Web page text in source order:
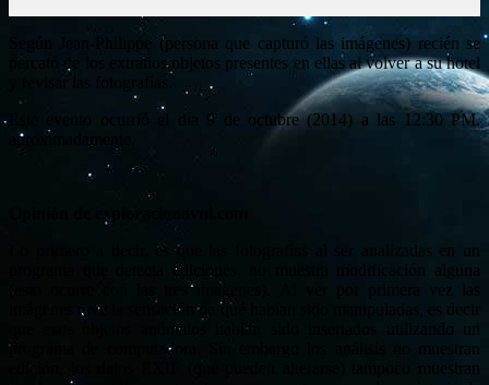
Según Jean-Philippe (persona que capturó las imágenes) recién se
percató de los extraños objetos presentes en ellas al volver a su hotel
y revisar las fotografías.
Este evento ocurrió el día 9 de octubre (2014) a las 12:30 PM.
aproximadamente.
Opinión de exploracionovni.com
Lo primero a decir, es que las fotografías al ser analizadas en un
programa que detecta ediciones, no muestra modificación alguna
(esto ocurre con las tres imágenes). Al ver por primera vez las
imágenes tuve la sensación de qué habían sido manipuladas, es decir
que esos objetos anómalos habían sido insertados utilizando un
programa de computadora. Sin embargo los análisis no muestran